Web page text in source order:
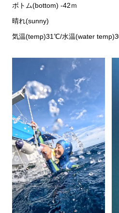
ボトム(bottom) -42ｍ
晴れ(sunny)
気温(temp)31℃/水温(water